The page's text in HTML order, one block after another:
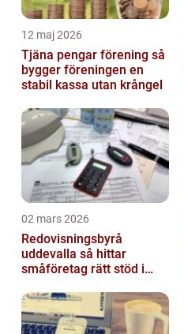
12 maj 2026
Tjäna pengar förening så
bygger föreningen en
stabil kassa utan krångel
02 mars 2026
Redovisningsbyrå
uddevalla så hittar
småföretag rätt stöd i